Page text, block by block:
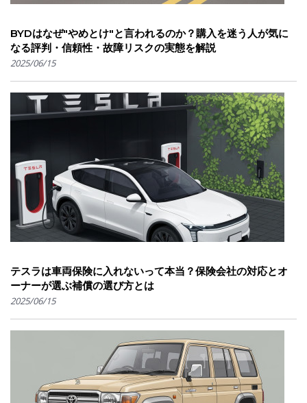
BYDはなぜ"やめとけ"と言われるのか？購入を迷う人が気に
なる評判・信頼性・故障リスクの実態を解説
2025/06/15
テスラは車両保険に入れないって本当？保険会社の対応とオ
ーナーが選ぶ補償の選び方とは
2025/06/15